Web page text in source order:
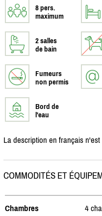
8 pers.
maximum
2 salles
de bain
Fumeurs
non permis
Bord de
l'eau
La description en français
COMMODITÉS ET
Chambres
4